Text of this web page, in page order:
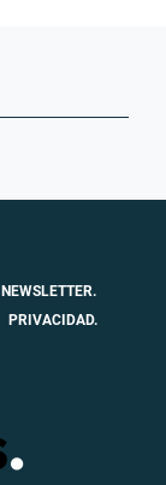
NEWSLETTER.
PRIVACIDAD.